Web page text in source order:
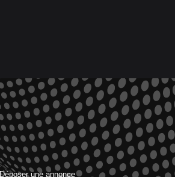
Déposer une annonce